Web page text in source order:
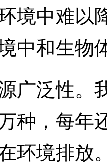
境中难以
中和生物
泛性。
种，每年
环境排放